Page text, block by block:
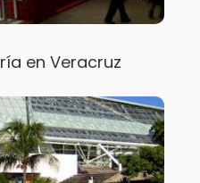
en Veracruz